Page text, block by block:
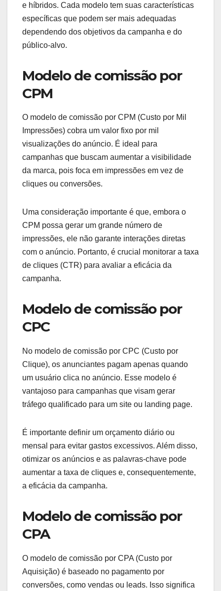
e híbridos. Cada modelo tem suas características
específicas que podem ser mais adequadas
dependendo dos objetivos da campanha e do
público-alvo.
Modelo de comissão por
CPM
O modelo de comissão por CPM (Custo por Mil
Impressões) cobra um valor fixo por mil
visualizações do anúncio. É ideal para
campanhas que buscam aumentar a visibilidade
da marca, pois foca em impressões em vez de
cliques ou conversões.
Uma consideração importante é que, embora o
CPM possa gerar um grande número de
impressões, ele não garante interações diretas
com o anúncio. Portanto, é crucial monitorar a taxa
de cliques (CTR) para avaliar a eficácia da
campanha.
Modelo de comissão por
CPC
No modelo de comissão por CPC (Custo por
Clique), os anunciantes pagam apenas quando
um usuário clica no anúncio. Esse modelo é
vantajoso para campanhas que visam gerar
tráfego qualificado para um site ou landing page.
É importante definir um orçamento diário ou
mensal para evitar gastos excessivos. Além disso,
otimizar os anúncios e as palavras-chave pode
aumentar a taxa de cliques e, consequentemente,
a eficácia da campanha.
Modelo de comissão por
CPA
O modelo de comissão por CPA (Custo por
Aquisição) é baseado no pagamento por
conversões, como vendas ou leads. Isso significa